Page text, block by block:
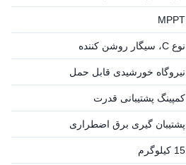
MPPT
نوع C، سیگار روشن کننده
نیروگاه خورشیدی قابل حمل
کمپینگ پشتیبانی قدرت
پشتیبان گیری برق اضطراری
15 کیلوگرم